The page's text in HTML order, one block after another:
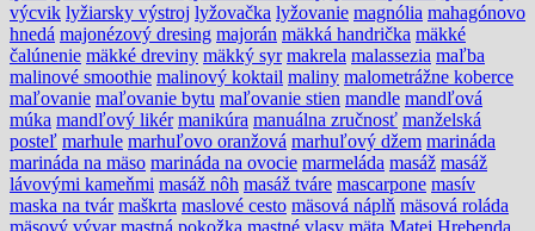
výcvik lyžiarsky výstroj lyžovačka lyžovanie magnólia mahagónovo
hnedá majonézový dresing majorán mäkká handrička mäkké
čalúnenie mäkké dreviny mäkký syr makrela malassezia maľba
malinové smoothie malinový koktail maliny malometrážne koberce
maľovanie maľovanie bytu maľovanie stien mandle mandľová
múka mandľový likér manikúra manuálna zručnosť manželská
posteľ marhule marhuľovo oranžová marhuľový džem marináda
marináda na mäso marináda na ovocie marmeláda masáž masáž
lávovými kameňmi masáž nôh masáž tváre mascarpone masív
maska na tvár maškrta maslové cesto mäsová náplň mäsová roláda